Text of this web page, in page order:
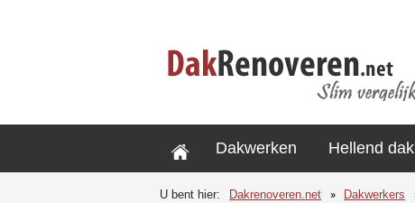
Dakwerken Hellend dak
U bent hier: Dakrenoveren.net Dakwerkers